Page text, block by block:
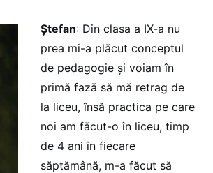
Ștefan: Din clasa a IX-a nu
prea mi-a plăcut conceptul
de pedagogie și voiam în
primă fază să mă retrag de
la liceu, însă practica pe care
noi am făcut-o în liceu, timp
de 4 ani în fiecare
săptămână, m-a făcut să